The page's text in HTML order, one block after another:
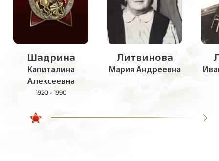
Шадрина
Капиталина
Алексеевна
1920 - 1990
Литвинова
Мария Андреевна